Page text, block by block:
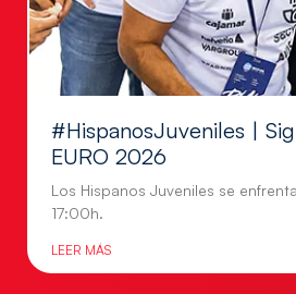
#HispanosJuveniles |
EURO 2026
Los Hispanos Juveniles se
17:00h.
LEER MÁS